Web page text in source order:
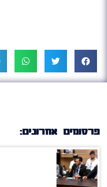
פרסומים אחרונים: